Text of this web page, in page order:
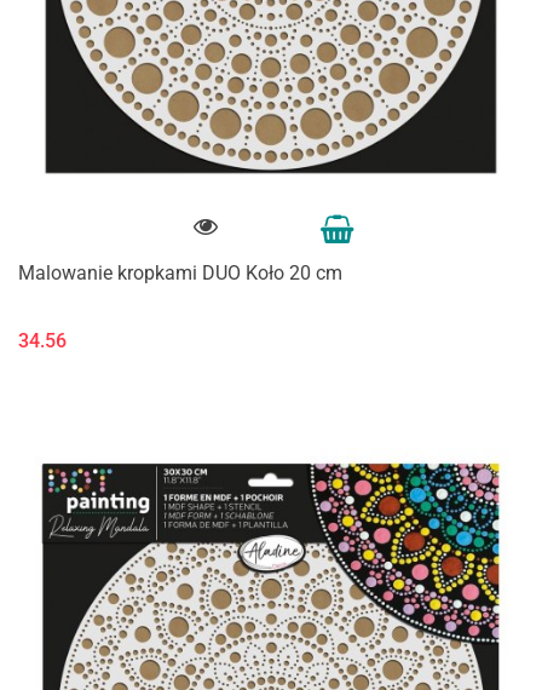
Malowanie kropkami DUO Koło 20 cm
34.56